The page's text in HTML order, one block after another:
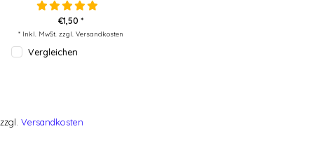
€1,50 *
* Inkl. MwSt. zzgl. Versandkosten
Vergleichen
zzgl. Versandkosten